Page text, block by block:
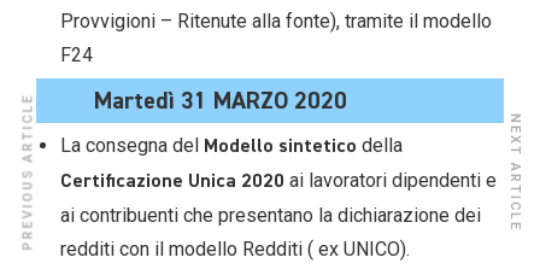
Provvigioni – Ritenute alla fonte), tramite il modello
F24
Martedì 31 MARZO 2020
La consegna del Modello sintetico della
Certificazione Unica 2020 ai lavoratori dipendenti e
ai contribuenti che presentano la dichiarazione dei
redditi con il modello Redditi ( ex UNICO).
PREVIOUS ARTICLE NEXT ARTICLE